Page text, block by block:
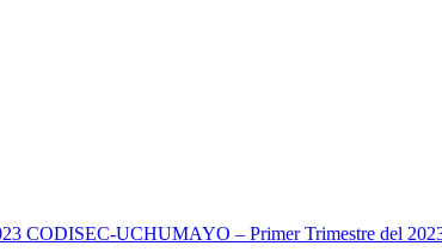
CODISEC-UCHUMAYO – Primer Trimestre del